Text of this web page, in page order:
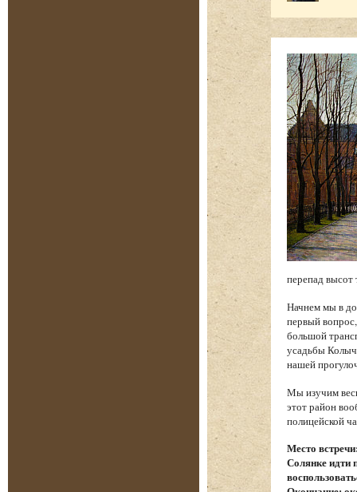
перепад высот
Начнем мы в
первый
большой
усадьбы
нашей
Мы изучим
этот район
полицейской
Место
Солянке идти